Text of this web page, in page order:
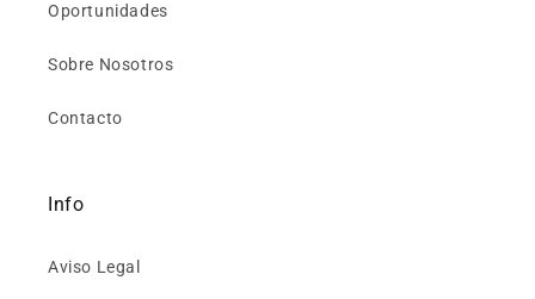
Oportunidades
Sobre Nosotros
Contacto
Info
Aviso Legal